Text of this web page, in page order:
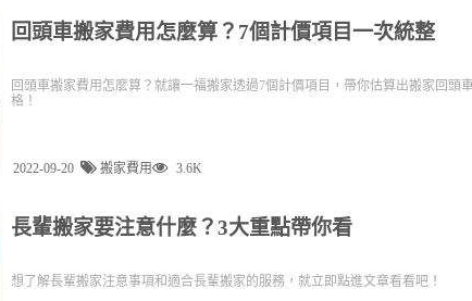
回頭車搬家費用怎麼算？7個計價項目一次統整
回頭車搬家費用怎麼算？就讓一福搬家透過7個計價項目，帶你估算出搬家回頭
格！
2022-09-20 搬家費用 3.6K
長輩搬家要注意什麼？3大重點帶你看
想了解長輩搬家注意事項和適合長輩搬家的服務，就立即點進文章看看吧！